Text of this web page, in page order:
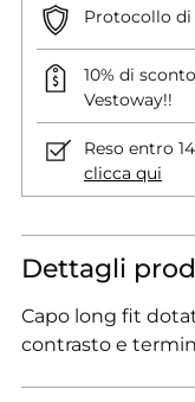
Protocollo di
10% di
Vestoway!!
Reso entro
clicca qui
Dettagli
Capo long fit
contrasto e